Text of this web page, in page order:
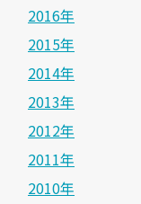
2016年
2015年
2014年
2013年
2012年
2011年
2010年